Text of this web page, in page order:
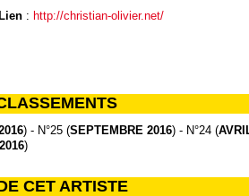
Lien: http://christian-olivier.net/
) - N°25 (SEPTEMBRE 2016) - N°24 (
)
CET ARTISTE